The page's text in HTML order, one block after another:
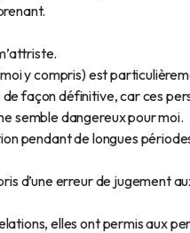
y compris) est
façon définitive, car ces
semble dangereux pour moi.
pendant de longues
d’une erreur de jugement
elles ont permis aux